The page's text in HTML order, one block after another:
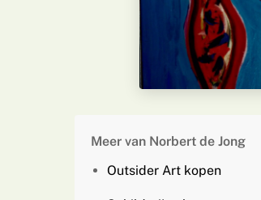
Meer van Norbert de Jong
Outsider Art kopen